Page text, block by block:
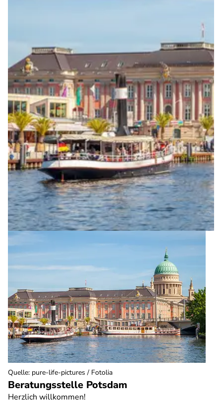
Beratungsstelle Potsdam
Herzlich willkommen!
Quelle: pure-life-pictures / Fotolia